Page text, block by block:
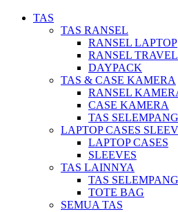
TAS
TAS RANSEL
RANSEL LAPTOP
RANSEL
DAYPACK
TAS & CASE KAMERA
RANSEL
CASE KAMERA
TAS SELEMPANG
LAPTOP CASES
LAPTOP CASES
SLEEVES
TAS LAINNYA
TAS SELEMPANG
TOTE BAG
SEMUA TAS